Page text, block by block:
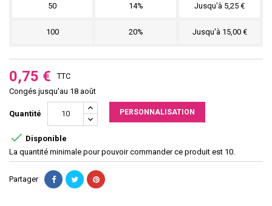
50 14% Jusqu'à 5,25 €
100 20% Jusqu'à 15,00 €
0,75 €
TTC
Congés jusqu'au 18 août
Quantité PERSONNALISATION
 Disponible
La quantité minimale pour pouvoir commander ce produit est 10.
Partager